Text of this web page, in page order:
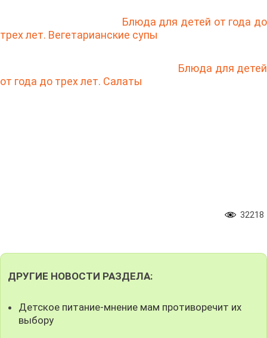
Блюда для детей от года до
трех лет. Вегетарианские супы
Блюда для детей
от года до трех лет. Салаты
32218
ДРУГИЕ НОВОСТИ РАЗДЕЛА:
Детское питание-мнение мам противоречит их
выбору